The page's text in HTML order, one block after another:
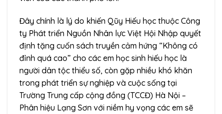
Đây chính là lý do khiến Qũy Hiếu học thuộc Công
ty Phát triển Nguồn Nhân lực Việt Hội Nhập quyết
định tặng cuốn sách truyền cảm hứng “Không có
đỉnh quá cao” cho các em học sinh hiếu học là
người dân tộc thiểu số, còn gặp nhiều khó khăn
trong phát triển sự nghiệp và cuộc sống tại
Trường Trung cấp cộng đồng (TCCĐ) Hà Nội –
Phân hiệu Lạng Sơn với niềm hy vọng các em sẽ